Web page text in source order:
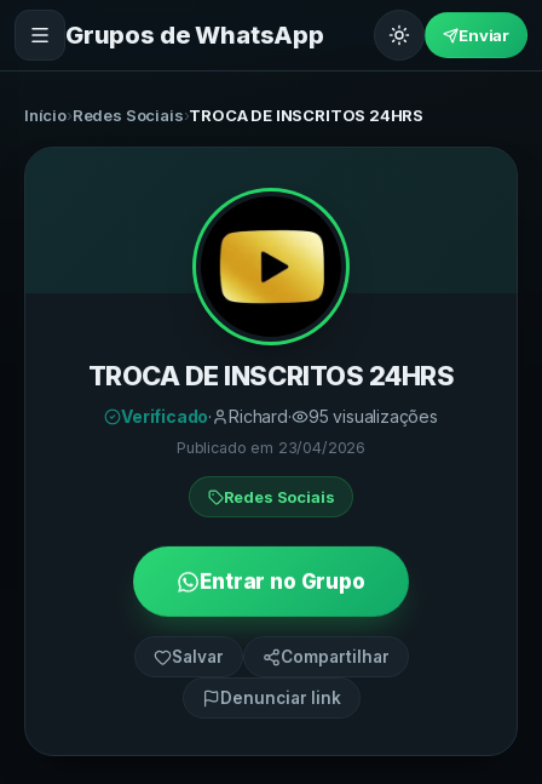
Grupos de WhatsApp Enviar
Início›Redes Sociais›TROCA DE INSCRITOS 24HRS
TROCA DE INSCRITOS 24HRS
Verificado· Richard· 95 visualizações
Publicado em 23/04/2026
Redes Sociais
Entrar no Grupo
Salvar Compartilhar
Denunciar link